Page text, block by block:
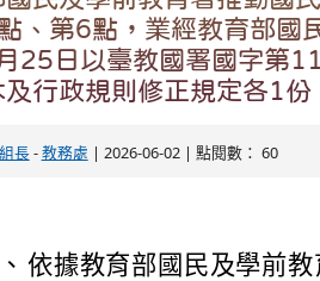
、第6點，業經教育部國
25日以臺教國署國字第
及行政規則修正規定各1份
長-教務處 | 2026-06-02 | 點閱數： 60
依據教育部國民及學前